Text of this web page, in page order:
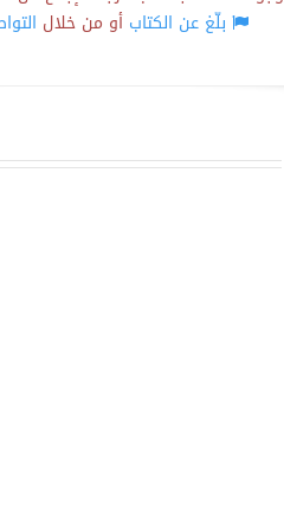
بلّغ عن الكتابأو من خلال